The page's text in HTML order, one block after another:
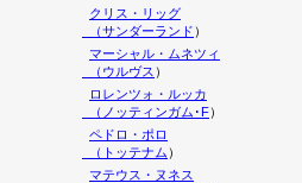
クリス・リッグ
（サンダーランド）
マーシャル・ムネツィ
（ウルヴス ）
ロレンツォ・ルッカ
（ ノッティンガム･F）
ペドロ・ポロ
（ トッテナム）
マテウス・ヌネス